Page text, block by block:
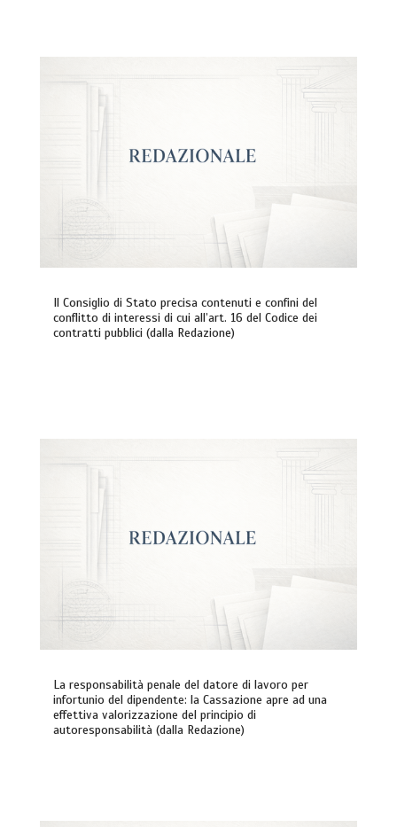
Il Consiglio di Stato precisa contenuti e confini del
conflitto di interessi di cui all’art. 16 del Codice dei
contratti pubblici (dalla Redazione)
La responsabilità penale del datore di lavoro per
infortunio del dipendente: la Cassazione apre ad una
effettiva valorizzazione del principio di
autoresponsabilità (dalla Redazione)